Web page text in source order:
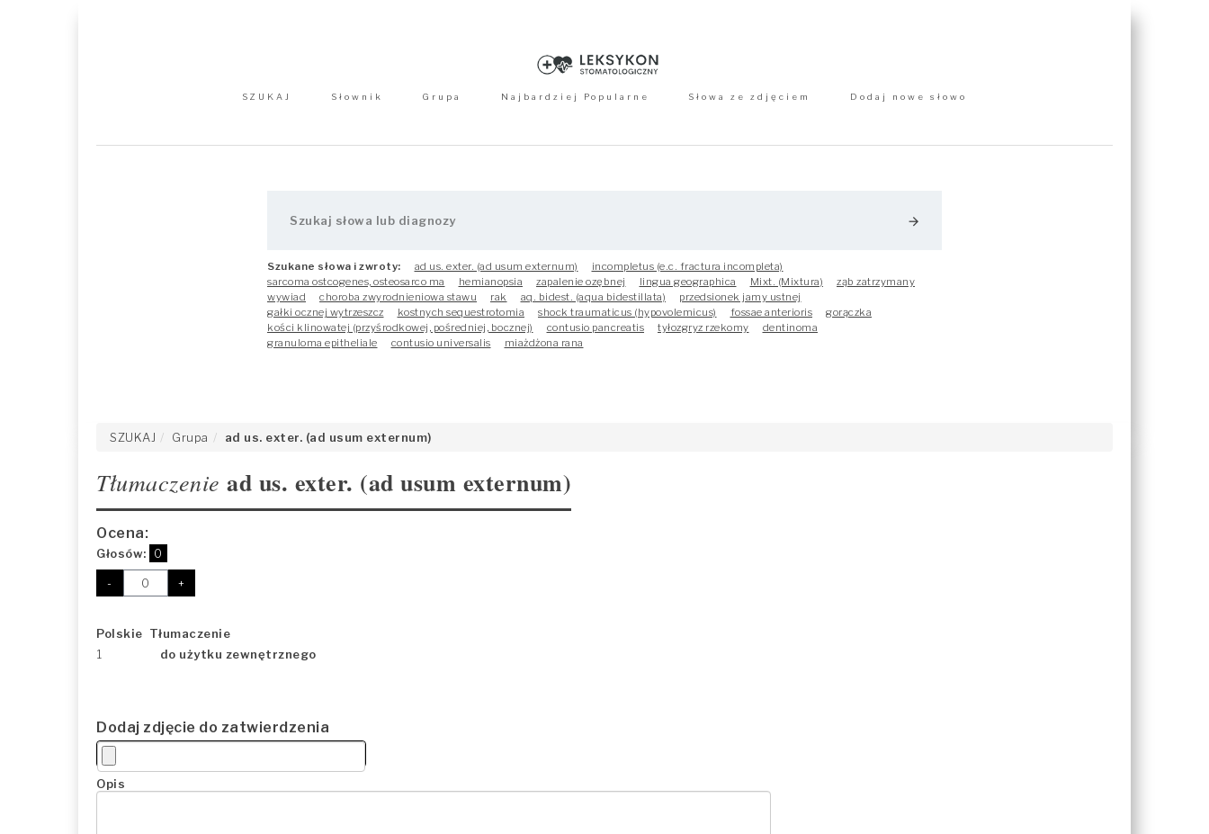
SZUKAJ Słownik Grupa Najbardziej Popularne Słowa ze zdjęciem Dodaj nowe słowo
arrow_forward
Szukane słowa i zwroty: ad us. exter. (ad usum externum)
incompletus (e.c. fractura incompleta)
sarcoma ostcogenes, osteosarco ma
hemianopsia zapalenie ozębnej lingua geographica Mixt. (Mixtura)
ząb zatrzymany
wywiad
choroba zwyrodnieniowa stawu rak aq. bidest. (aqua bidestillata)
przedsionek jamy ustnej
gałki ocznej wytrzeszcz
kostnych sequestrotomia shock traumaticus (hypovolemicus) fossae anterioris
gorączka
kości klinowatej (przyśrodkowej, pośredniej, bocznej)
contusio pancreatis tyłozgryz rzekomy
dentinoma
granuloma epitheliale
contusio universalis miażdżona rana
SZUKAJ Grupa ad us. exter. (ad usum externum)
Tłumaczenie ad us. exter. (ad usum externum)
Ocena:
Głosów: 0
- +
Polskie Tłumaczenie
1
do użytku zewnętrznego
Dodaj zdjęcie do zatwierdzenia
Opis